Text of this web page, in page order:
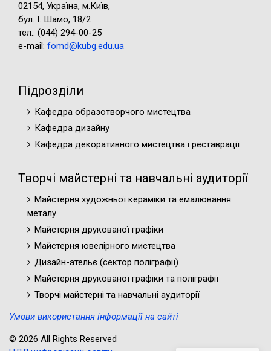
02154, Україна, м.Київ,
бул. І. Шамо, 18/2
тел.: (044) 294-00-25
e-mail: fomd@kubg.edu.ua
Підрозділи
Кафедра образотворчого мистецтва
Кафедра дизайну
Кафедра декоративного мистецтва і реставрації
Творчі майстерні та навчальні аудиторії
Майстерня художньої кераміки та емалювання
металу
Майстерня друкованої графіки
Майстерня ювелірного мистецтва
Дизайн-ательє (cектор поліграфії)
Майстерня друкованої графіки та поліграфії
Творчі майстерні та навчальні аудиторії
Умови використання інформації на сайті
© 2026 All Rights Reserved